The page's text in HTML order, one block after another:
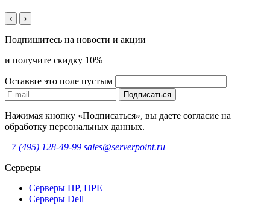
‹ ›
Подпишитесь на новости и акции
и получите скидку 10%
Оставьте это поле пустым
Подписаться
Нажимая кнопку «Подписаться», вы даете согласие на
обработку персональных данных.
+7 (495) 128-49-99 sales@serverpoint.ru
Серверы
Серверы HP, HPE
Серверы Dell